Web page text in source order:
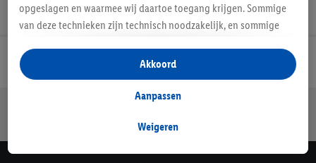
Lidl Nieuwsbrief
Jouw voordelen bij ons als Lidl webshop klant
Veilig winkelen
opgeslagen en waarmee wij daartoe toegang krijgen. Sommige
van deze technieken zijn technisch noodzakelijk, en sommige
opslaan van voorkeursinstellingen, het verzamelen en
analyseren van statistieken of voor het tonen van
gepersonaliseerde reclame binnen en buiten de Lidl-diensten.
gegevens over jouw aankoopgedrag in de winkel ook voor de
Weigeren
Aanpassen
Akkoord